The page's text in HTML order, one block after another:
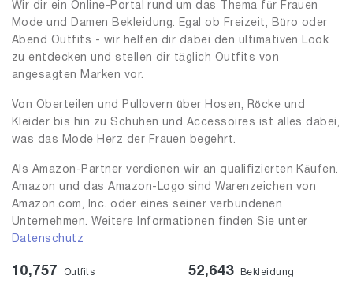
Wir dir ein Online-Portal rund um das Thema für Frauen
Mode und Damen Bekleidung. Egal ob Freizeit, Büro oder
Abend Outfits - wir helfen dir dabei den ultimativen Look
zu entdecken und stellen dir täglich Outfits von
angesagten Marken vor.
Von Oberteilen und Pullovern über Hosen, Röcke und
Kleider bis hin zu Schuhen und Accessoires ist alles dabei,
was das Mode Herz der Frauen begehrt.
Als Amazon-Partner verdienen wir an qualifizierten Käufen.
Amazon und das Amazon-Logo sind Warenzeichen von
Amazon.com, Inc. oder eines seiner verbundenen
Unternehmen. Weitere Informationen finden Sie unter
Datenschutz
10,757 Outfits 52,643 Bekleidung